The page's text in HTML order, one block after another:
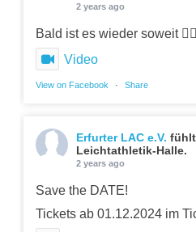
2 years ago
Bald ist es wieder soweit 👍🏼
Video
View on Facebook · Share
Erfurter LAC e.V.
Leichtathletik-Halle.
2 years ago
Save the DATE!
Tickets ab 01.12.2024 im